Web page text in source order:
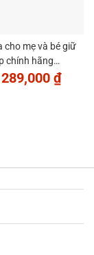
cho mẹ và bé giữ
chính hãng
Giá
gốc
289,000 ₫Giá
hiện